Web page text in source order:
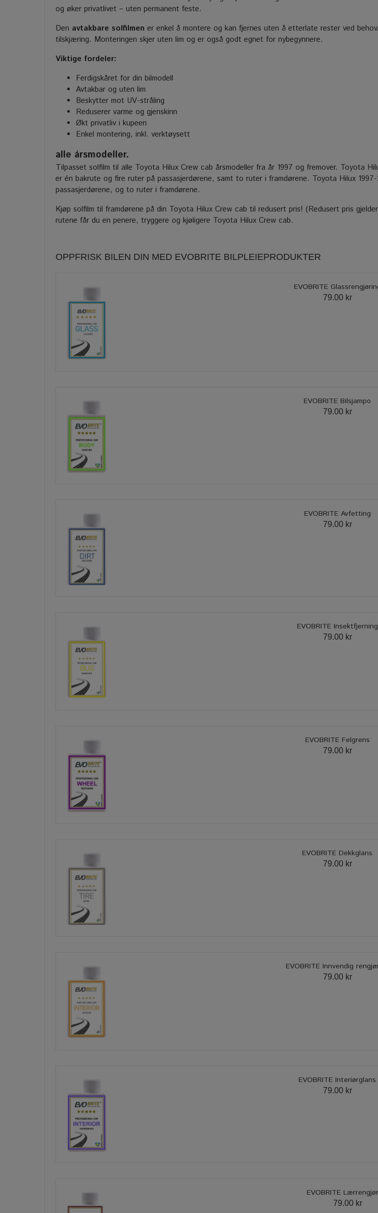
og øker privatlivet – uten permanent feste.
Den avtakbare solfilmen er enkel å montere og kan fjernes uten å etterlate rester ved
tilskjæring. Monteringen skjer uten lim og er også godt egnet for nybegynnere.
Viktige fordeler:
Ferdigskåret for din bilmodell
Avtakbar og uten lim
Beskytter mot UV-stråling
Reduserer varme og gjenskinn
Økt privatliv i kupeen
Enkel montering, inkl. verktøysett
alle årsmodeller.
Tilpasset solfilm til alle Toyota Hilux Crew cab årsmodeller fra år 1997 og fremover. Toyota
er én bakrute og fire ruter på passasjerdørene, samt to ruter i framdørene. Toyota Hilux
passasjerdørene, og to ruter i framdørene.
Kjøp solfilm til framdørene på din Toyota Hilux Crew cab til redusert pris! (Redusert pris
rutene får du en penere, tryggere og kjøligere Toyota Hilux Crew cab.
OPPFRISK BILEN DIN MED EVOBRITE BILPLEIEPRODUKTER
EVOBRITE
79.00 kr
EVOBRITE Bilsjampo
79.00 kr
EVOBRITE Avfetting
79.00 kr
EVOBRITE Insektfjerning
79.00 kr
EVOBRITE Felgrens
79.00 kr
EVOBRITE Dekkglans
79.00 kr
EVOBRITE Innvendig
79.00 kr
EVOBRITE Interiørglans
79.00 kr
EVOBRITE
79.00 kr